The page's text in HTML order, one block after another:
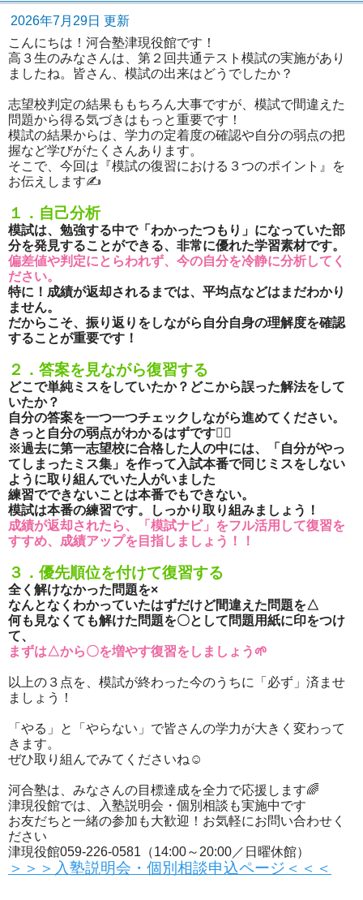
2026年7月29日 更新
こんにちは！河合塾津現役館です！
高３生のみなさんは、第２回共通テスト模試の実施があり
ましたね。皆さん、模試の出来はどうでしたか？
志望校判定の結果ももちろん大事ですが、模試で間違えた
問題から得る気づきはもっと重要です！
模試の結果からは、学力の定着度の確認や自分の弱点の把
握など学びがたくさんあります。
そこで、今回は『模試の復習における３つのポイント』を
お伝えします✍️
１．自己分析
模試は、勉強する中で「わかったつもり」になっていた部
分を発見することができる、非常に優れた学習素材です。
偏差値や判定にとらわれず、今の自分を冷静に分析してく
ださい。
特に！成績が返却されるまでは、平均点などはまだわかり
ません。
だからこそ、振り返りをしながら自分自身の理解度を確認
することが重要です！
２．答案を見ながら復習する
どこで単純ミスをしていたか？どこから誤った解法をして
いたか？
自分の答案を一つ一つチェックしながら進めてください。
きっと自分の弱点がわかるはずです🙆‍♀️
※過去に第一志望校に合格した人の中には、「自分がやっ
てしまったミス集」を作って入試本番で同じミスをしない
ように取り組んでいた人がいました
練習でできないことは本番でもできない。
模試は本番の練習です。しっかり取り組みましょう！
成績が返却されたら、「模試ナビ」をフル活用して復習を
すすめ、成績アップを目指しましょう！！
３．優先順位を付けて復習する
全く解けなかった問題を×
なんとなくわかっていたはずだけど間違えた問題を△
何も見なくても解けた問題を〇として問題用紙に印をつけ
て、
まずは△から〇を増やす復習をしましょう🌱
以上の３点を、模試が終わった今のうちに「必ず」済ませ
ましょう！
「やる」と「やらない」で皆さんの学力が大きく変わって
きます。
ぜひ取り組んでみてくださいね☺️
河合塾は、みなさんの目標達成を全力で応援します🌈
津現役館では、入塾説明会・個別相談も実施中です
お友だちと一緒の参加も大歓迎！お気軽にお問い合わせく
ださい
津現役館059-226-0581（14:00～20:00／日曜休館）
＞＞＞入塾説明会・個別相談申込ページ＜＜＜